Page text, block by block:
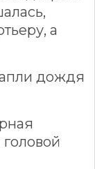
а
дождя